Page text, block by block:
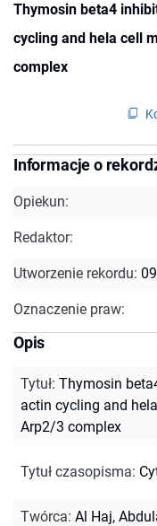
Thymosin beta4
cycling and hela cell
complex
Informacje o
Opiekun:
Redaktor:
Utworzenie rekordu:
Oznaczenie praw:
Opis
Tytuł: Thymosin
actin cycling and
Arp2/3 complex
Tytuł czasopisma:
Twórca: Al Haj,